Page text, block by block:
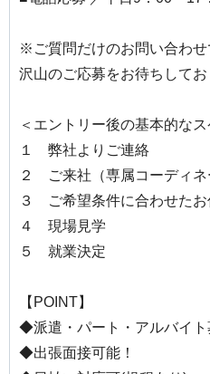
※ご質問だけのお問い合わせ
沢山のご応募をお待ちして
＜エントリー後の基本的な
１ 弊社よりご連絡
２ ご来社（専属コーディネ
３ ご希望条件に合わせたお
４ 現場見学
５ 就業決定
【POINT】
◆派遣・パート・アルバイト
◆出張面接可能！